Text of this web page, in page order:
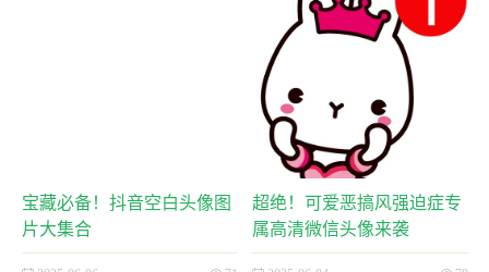
宝藏必备！抖音空白头像图
片大集合
超绝！可爱恶搞风强迫症专
属高清微信头像来袭